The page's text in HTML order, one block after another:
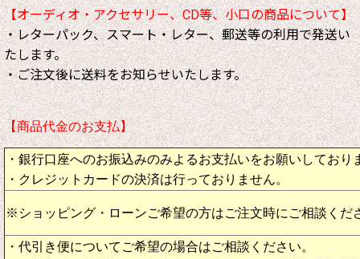
【オーディオ・アクセサリー、CD等、小口の商品について】
・レターパック、スマート・レター、郵送等の利用で発送い
たします。
・ご注文後に送料をお知らせいたします。
【商品代金のお支払】
・銀行口座へのお振込みのみよるお支払いをお願いしており
・クレジットカードの決済は行っておりません。
※ショッピング・ローンご希望の方はご注文時にご相談くだ
・代引き便についてご希望の場合はご相談ください。